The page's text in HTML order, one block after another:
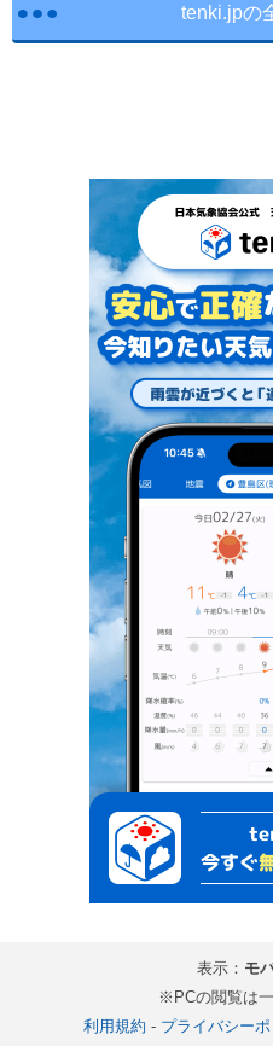
tenki.jpの
表示： モ
※PCの閲覧は
利用規約 - プライバシー